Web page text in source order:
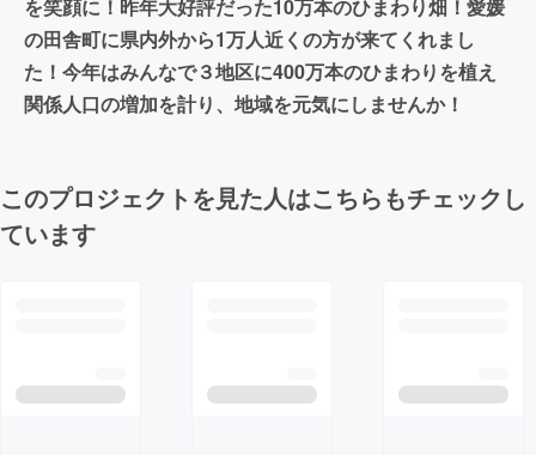
を笑顔に！昨年大好評だった10万本のひまわり畑！愛媛
の田舎町に県内外から1万人近くの方が来てくれまし
た！今年はみんなで３地区に400万本のひまわりを植え
関係人口の増加を計り、地域を元気にしませんか！
このプロジェクトを見た人はこちらもチェックし
ています